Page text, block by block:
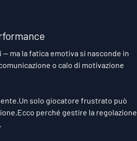
ma la fatica emotiva si nasconde in
o calo di motivazione
solo giocatore frustrato può
perché gestire la regolazione